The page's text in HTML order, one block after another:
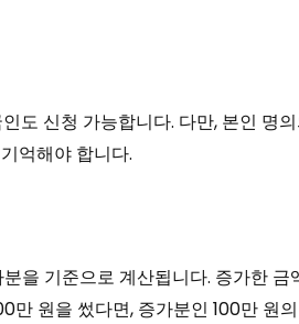
도 신청 가능합니다. 다만, 본인 명
억해야 합니다.
을 기준으로 계산됩니다. 증가한
원을 썼다면, 증가분인 100만 원